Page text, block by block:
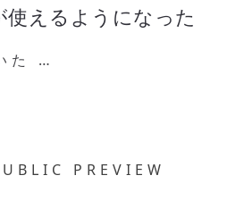
使えるようになった
た …
PREVIEW